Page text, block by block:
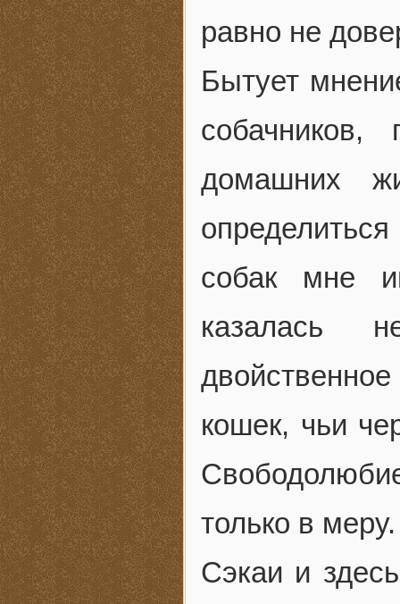
равно не
Бытует
домашних
собак мне
казалась
кошек, чьи
только в меру.
Сэкаи и